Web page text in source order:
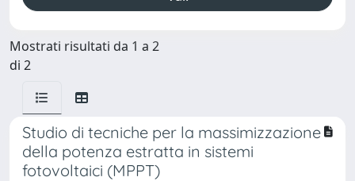
Mostrati risultati da 1 a 2
di 2
Studio di tecniche per la massimizzazione
della potenza estratta in sistemi
fotovoltaici (MPPT)